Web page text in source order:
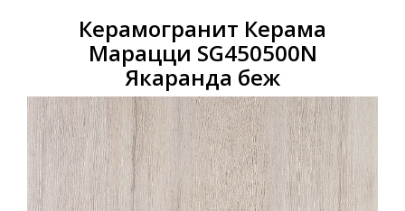
Керамогранит Керама
Марацци SG450500N
Якаранда беж